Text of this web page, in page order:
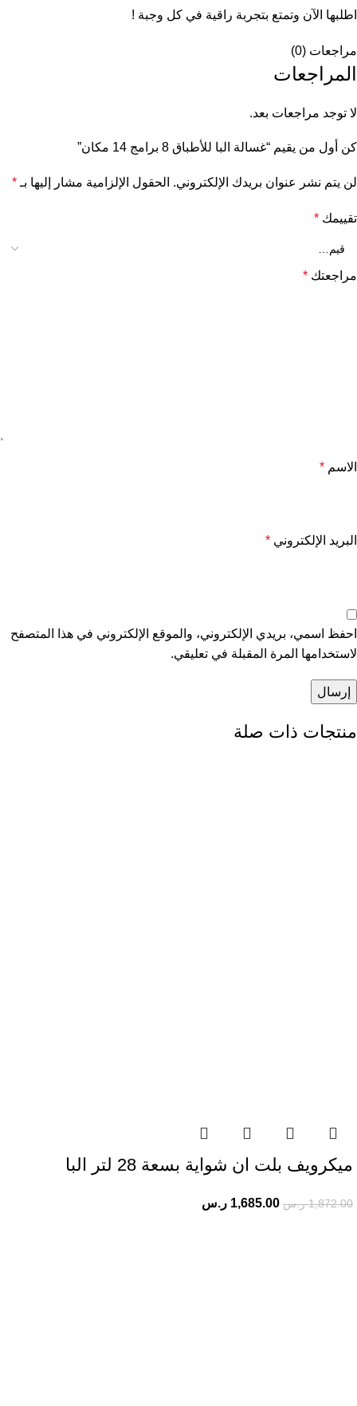
اطلبها الآن وتمتع بتجربة راقية في كل وجبة !
مراجعات (0)
المراجعات
لا توجد مراجعات بعد.
كن أول من يقيم “غسالة البا للأطباق 8 برامج 14 مكان”
لن يتم نشر عنوان بريدك الإلكتروني. الحقول الإلزامية مشار إليها بـ *
تقييمك *
مراجعتك *
الاسم *
البريد الإلكتروني *
احفظ اسمي، بريدي الإلكتروني، والموقع الإلكتروني في هذا المتصفح
لاستخدامها المرة المقبلة في تعليقي.
منتجات ذات صلة
ميكرويف بلت ان شواية بسعة 28 لتر البا
1,872.00 ر.س 1,685.00 ر.س